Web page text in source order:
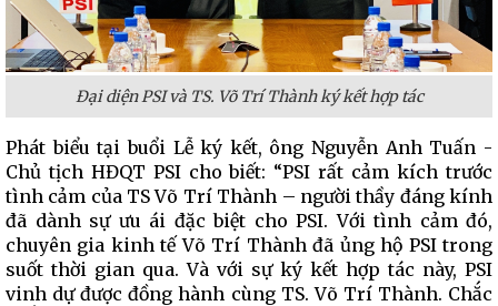
Đại diện PSI và TS. Võ Trí Thành ký kết hợp tác
Phát biểu tại buổi Lễ ký kết, ông Nguyễn Anh Tuấn -
Chủ tịch HĐQT PSI cho biết: “PSI rất cảm kích trước
tình cảm của TS Võ Trí Thành – người thầy đáng kính
đã dành sự ưu ái đặc biệt cho PSI. Với tình cảm đó,
chuyên gia kinh tế Võ Trí Thành đã ủng hộ PSI trong
suốt thời gian qua. Và với sự ký kết hợp tác này, PSI
vinh dự được đồng hành cùng TS. Võ Trí Thành. Chắc